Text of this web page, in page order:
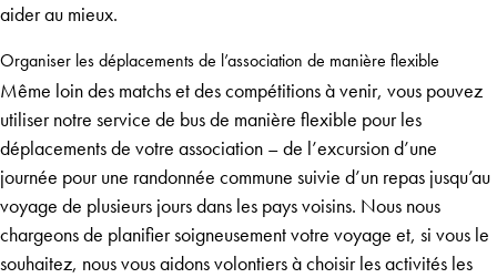
aider au mieux.
Organiser les déplacements de l’association de manière flexible
Même loin des matchs et des compétitions à venir, vous pouvez
utiliser notre service de bus de manière flexible pour les
déplacements de votre association – de l’excursion d’une
journée pour une randonnée commune suivie d’un repas jusqu’au
voyage de plusieurs jours dans les pays voisins. Nous nous
chargeons de planifier soigneusement votre voyage et, si vous le
souhaitez, nous vous aidons volontiers à choisir les activités les